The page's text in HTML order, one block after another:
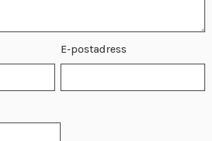
E-postadress